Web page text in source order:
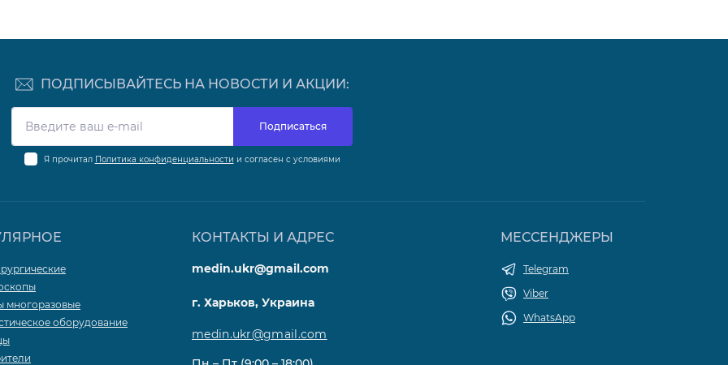
ПОДПИСЫВАЙТЕСЬ НА НОВОСТИ И АКЦИИ:
Подписаться
Я прочитал Политика конфиденциальности и согласен с условиями
многоразовые
оборудование
КОНТАКТЫ И АДРЕС
medin.ukr@gmail.com
г. Харьков, Украина
medin.ukr@gmail.com
МЕССЕНДЖЕРЫ
Telegram
Viber
WhatsApp